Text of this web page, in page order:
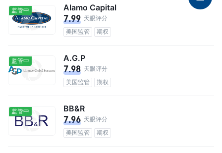
监管中 Alamo Capital
7.99 天眼评分
美国监管
期权
监管中 A.G.P
7.98 天眼评分
美国监管
期权
监管中 BB&R
7.96 天眼评分
美国监管
期权